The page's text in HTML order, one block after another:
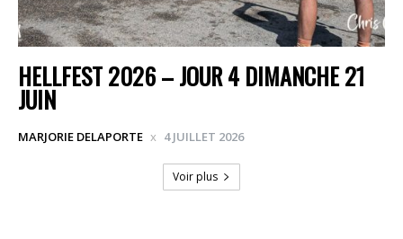
HELLFEST 2026 – JOUR 4 DIMANCHE 21
JUIN
MARJORIE DELAPORTE 4 JUILLET 2026
Voir plus